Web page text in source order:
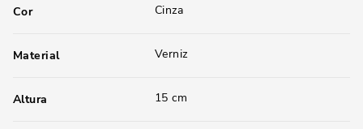
Cor Cinza
Material Verniz
Altura 15 cm